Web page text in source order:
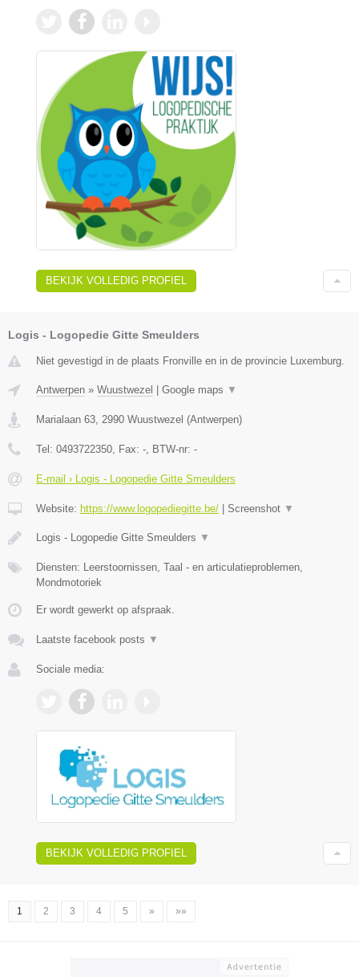
BEKIJK VOLLEDIG PROFIEL
Logis - Logopedie Gitte Smeulders
Niet gevestigd in de plaats Fronville en in de provincie Luxemburg.
Antwerpen » Wuustwezel Google maps ▼
Marialaan 63, 2990 Wuustwezel (Antwerpen)
Tel: 0493722350, Fax: -, BTW-nr: -
E-mail › Logis - Logopedie Gitte Smeulders
Website: https://www.logopediegitte.be/ Screenshot ▼
Logis - Logopedie Gitte Smeulders ▼
Diensten: Leerstoornissen, Taal - en articulatieproblemen,
Mondmotoriek
Er wordt gewerkt op afspraak.
Laatste facebook posts ▼
Sociale media:
BEKIJK VOLLEDIG PROFIEL
1 2 3 4 5 » »»